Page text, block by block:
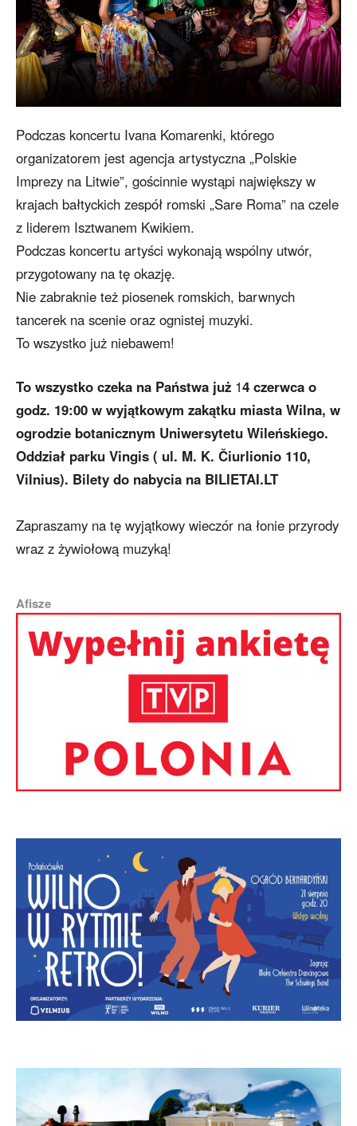
Podczas koncertu Ivana Komarenki, którego
organizatorem jest agencja artystyczna „Polskie
Imprezy na Litwie”, gościnnie wystąpi największy w
krajach bałtyckich zespół romski „Sare Roma” na czele
z liderem Isztwanem Kwikiem.
Podczas koncertu artyści wykonają wspólny utwór,
przygotowany na tę okazję.
Nie zabraknie też piosenek romskich, barwnych
tancerek na scenie oraz ognistej muzyki.
To wszystko już niebawem!
To wszystko czeka na Państwa już 14 czerwca o
godz. 19:00 w wyjątkowym zakątku miasta Wilna, w
ogrodzie botanicznym Uniwersytetu Wileńskiego.
Oddział parku Vingis ( ul. M. K. Čiurlionio 110,
Vilnius). Bilety do nabycia na BILIETAI.LT
Zapraszamy na tę wyjątkowy wieczór na łonie przyrody
wraz z żywiołową muzyką!
Afisze